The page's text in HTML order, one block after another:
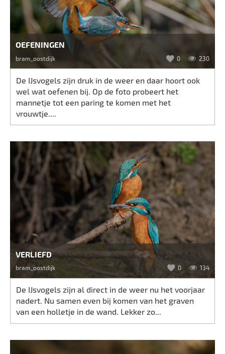
OEFENINGEN
bram_oostdijk 0 230
De IJsvogels zijn druk in de weer en daar hoort ook
wel wat oefenen bij. Op de foto probeert het
mannetje tot een paring te komen met het
vrouwtje....
VERLIEFD
bram_oostdijk 0 134
De IJsvogels zijn al direct in de weer nu het voorjaar
nadert. Nu samen even bij komen van het graven
van een holletje in de wand. Lekker zo...